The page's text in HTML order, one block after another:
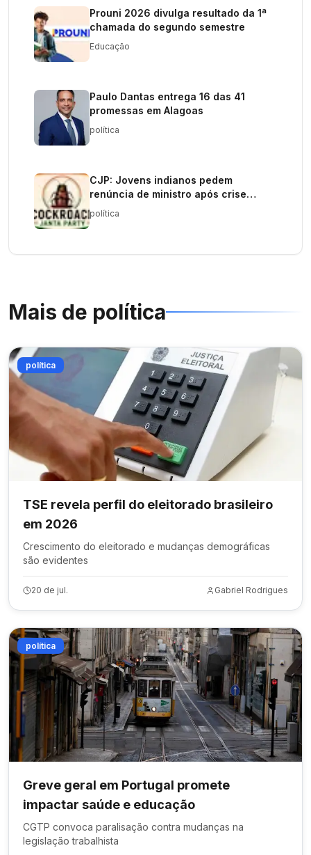
Prouni 2026 divulga resultado da 1ª
chamada do segundo semestre
Educação
Paulo Dantas entrega 16 das 41
promessas em Alagoas
política
CJP: Jovens indianos pedem
renúncia de ministro após crise
educacional
política
Mais de política
política
TSE revela perfil do eleitorado brasileiro
em 2026
Crescimento do eleitorado e mudanças demográficas
são evidentes
20 de jul. Gabriel Rodrigues
política
Greve geral em Portugal promete
impactar saúde e educação
CGTP convoca paralisação contra mudanças na
legislação trabalhista